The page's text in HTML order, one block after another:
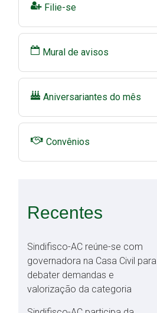
Filie-se
Mural de avisos
Aniversariantes do mês
Convênios
Recentes
Sindifisco-AC reúne-se com
governadora na Casa Civil para
debater demandas e
valorização da categoria